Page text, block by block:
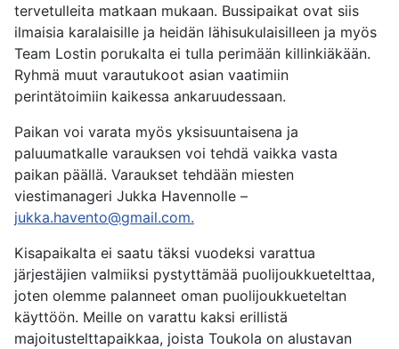
tervetulleita matkaan mukaan. Bussipaikat ovat siis
ilmaisia karalaisille ja heidän lähisukulaisilleen ja myös
Team Lostin porukalta ei tulla perimään killinkiäkään.
Ryhmä muut varautukoot asian vaatimiin
perintätoimiin kaikessa ankaruudessaan.
Paikan voi varata myös yksisuuntaisena ja
paluumatkalle varauksen voi tehdä vaikka vasta
paikan päällä. Varaukset tehdään miesten
viestimanageri Jukka Havennolle –
jukka.havento@gmail.com.
Kisapaikalta ei saatu täksi vuodeksi varattua
järjestäjien valmiiksi pystyttämää puolijoukkuetelttaa,
joten olemme palanneet oman puolijoukkueteltan
käyttöön. Meille on varattu kaksi erillistä
majoitustelttapaikkaa, joista Toukola on alustavan